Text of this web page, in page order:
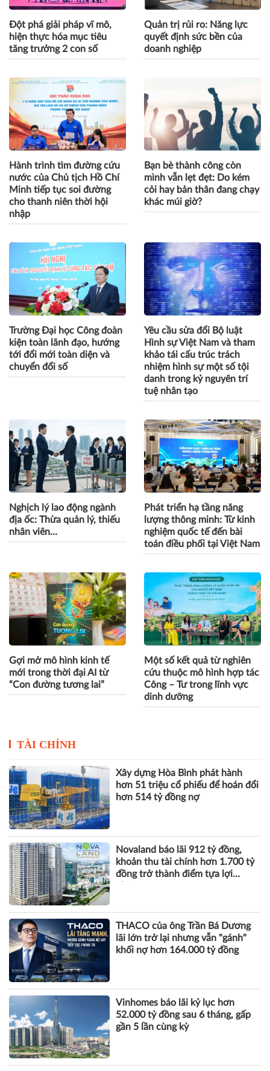
Đột phá giải pháp vĩ mô,
hiện thực hóa mục tiêu
tăng trưởng 2 con số
Quản trị rủi ro: Năng lực
quyết định sức bền của
doanh nghiệp
Hành trình tìm đường cứu
nước của Chủ tịch Hồ Chí
Minh tiếp tục soi đường
cho thanh niên thời hội
nhập
Bạn bè thành công còn
mình vẫn lẹt đẹt: Do kém
cỏi hay bản thân đang chạy
khác múi giờ?
Trường Đại học Công đoàn
kiện toàn lãnh đạo, hướng
tới đổi mới toàn diện và
chuyển đổi số
Yêu cầu sửa đổi Bộ luật
Hình sự Việt Nam và tham
khảo tái cấu trúc trách
nhiệm hình sự một số tội
danh trong kỷ nguyên trí
tuệ nhân tạo
Nghịch lý lao động ngành
địa ốc: Thừa quản lý, thiếu
nhân viên…
Phát triển hạ tầng năng
lượng thông minh: Từ kinh
nghiệm quốc tế đến bài
toán điều phối tại Việt Nam
Gợi mở mô hình kinh tế
mới trong thời đại AI từ
“Con đường tương lai”
Một số kết quả từ nghiên
cứu thuộc mô hình hợp tác
Công – Tư trong lĩnh vực
dinh dưỡng
TÀI CHÍNH
Xây dựng Hòa Bình phát hành
hơn 51 triệu cổ phiếu để hoán đổi
hơn 514 tỷ đồng nợ
Novaland báo lãi 912 tỷ đồng,
khoản thu tài chính hơn 1.700 tỷ
đồng trở thành điểm tựa lợi
THACO của ông Trần Bá Dương
lãi lớn trở lại nhưng vẫn "gánh"
khối nợ hơn 164.000 tỷ đồng
Vinhomes báo lãi kỷ lục hơn
52.000 tỷ đồng sau 6 tháng, gấp
gần 5 lần cùng kỳ